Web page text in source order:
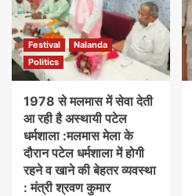
Festival
Nalanda
Politics
1978 से मलमास में सेवा देती
आ रही है अस्थायी पटेल
धर्मशाला :मलमास मेला के
दौरान पटेल धर्मशाला में होगी
रहने व खाने की बेहतर व्यवस्था
: मंत्री श्रवण कुमार